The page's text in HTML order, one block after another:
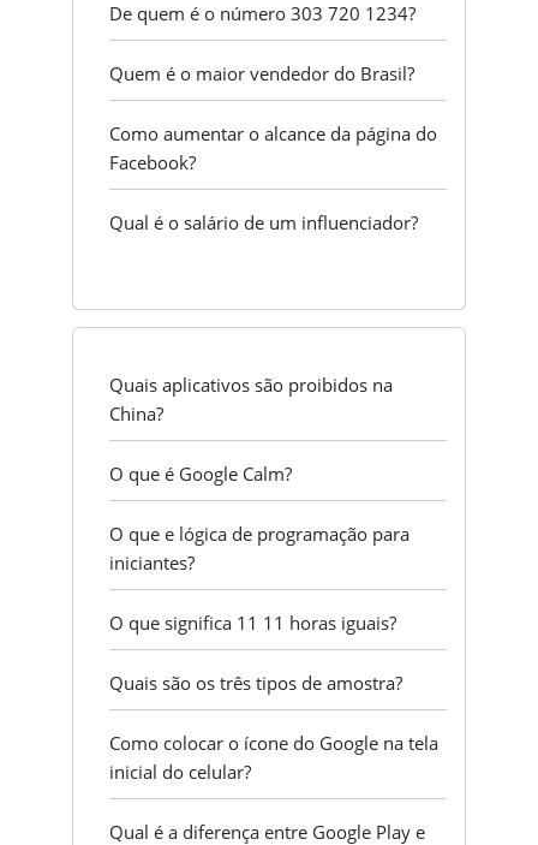
De quem é o número 303 720 1234?
Quem é o maior vendedor do Brasil?
Como aumentar o alcance da página do
Facebook?
Qual é o salário de um influenciador?
Quais aplicativos são proibidos na
China?
O que é Google Calm?
O que e lógica de programação para
iniciantes?
O que significa 11 11 horas iguais?
Quais são os três tipos de amostra?
Como colocar o ícone do Google na tela
inicial do celular?
Qual é a diferença entre Google Play e